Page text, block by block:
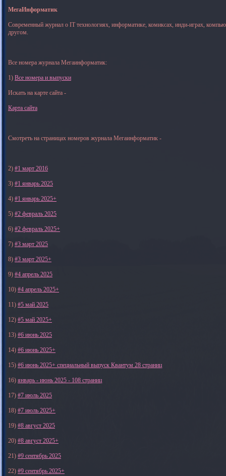
МегаИнформатик
Современный журнал о IT технологиях, информатике, комиксах, инди-играх,
другом.
Все номера журнала Мегаинформатик:
1) Все номера и выпуски
Искать на карте сайта -
Карта сайта
Смотреть на страницах номеров журнала Мегаинформатик -
2) #1 март 2016
3) #1 январь 2025
4) #1 январь 2025+
5) #2 февраль 2025
6) #2 февраль 2025+
7) #3 март 2025
8) #3 март 2025+
9) #4 апрель 2025
10) #4 апрель 2025+
11) #5 май 2025
12) #5 май 2025+
13) #6 июнь 2025
14) #6 июнь 2025+
15) #6 июнь 2025+ специальный выпуск Квантум 28 страниц
16) январь - июнь 2025 - 108 страниц
17) #7 июль 2025
18) #7 июль 2025+
19) #8 август 2025
20) #8 август 2025+
21) #9 сентябрь 2025
22) #9 сентябрь 2025+